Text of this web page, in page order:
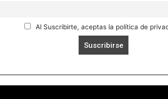
Al Suscribirte, aceptas la política de